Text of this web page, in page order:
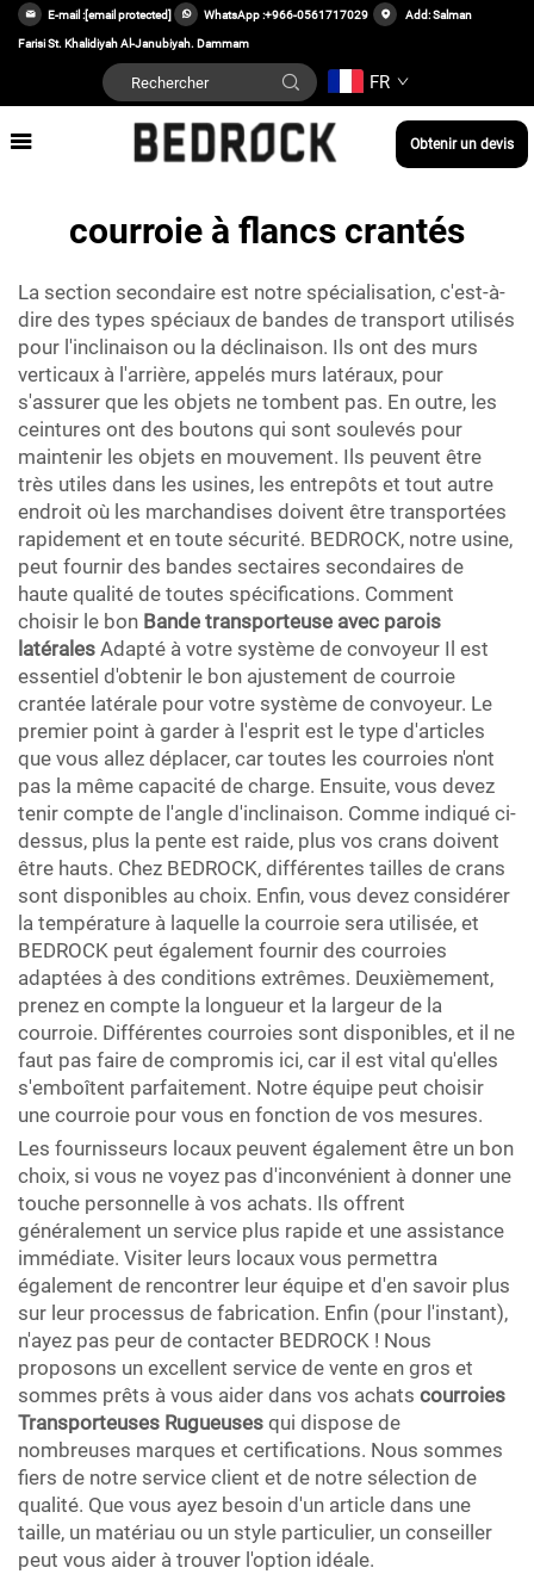
E-mail :[email protected] WhatsApp :+966-0561717029 Add: Salman
Farisi St. Khalidiyah Al-Janubiyah. Dammam
FR
Obtenir un devis
courroie à flancs crantés
La section secondaire est notre spécialisation, c'est-à-
dire des types spéciaux de bandes de transport utilisés
pour l'inclinaison ou la déclinaison. Ils ont des murs
verticaux à l'arrière, appelés murs latéraux, pour
s'assurer que les objets ne tombent pas. En outre, les
ceintures ont des boutons qui sont soulevés pour
maintenir les objets en mouvement. Ils peuvent être
très utiles dans les usines, les entrepôts et tout autre
endroit où les marchandises doivent être transportées
rapidement et en toute sécurité. BEDROCK, notre usine,
peut fournir des bandes sectaires secondaires de
haute qualité de toutes spécifications. Comment
choisir le bon Bande transporteuse avec parois
latérales Adapté à votre système de convoyeur Il est
essentiel d'obtenir le bon ajustement de courroie
crantée latérale pour votre système de convoyeur. Le
premier point à garder à l'esprit est le type d'articles
que vous allez déplacer, car toutes les courroies n'ont
pas la même capacité de charge. Ensuite, vous devez
tenir compte de l'angle d'inclinaison. Comme indiqué ci-
dessus, plus la pente est raide, plus vos crans doivent
être hauts. Chez BEDROCK, différentes tailles de crans
sont disponibles au choix. Enfin, vous devez considérer
la température à laquelle la courroie sera utilisée, et
BEDROCK peut également fournir des courroies
adaptées à des conditions extrêmes. Deuxièmement,
prenez en compte la longueur et la largeur de la
courroie. Différentes courroies sont disponibles, et il ne
faut pas faire de compromis ici, car il est vital qu'elles
s'emboîtent parfaitement. Notre équipe peut choisir
une courroie pour vous en fonction de vos mesures.
Les fournisseurs locaux peuvent également être un bon
choix, si vous ne voyez pas d'inconvénient à donner une
touche personnelle à vos achats. Ils offrent
généralement un service plus rapide et une assistance
immédiate. Visiter leurs locaux vous permettra
également de rencontrer leur équipe et d'en savoir plus
sur leur processus de fabrication. Enfin (pour l'instant),
n'ayez pas peur de contacter BEDROCK ! Nous
proposons un excellent service de vente en gros et
sommes prêts à vous aider dans vos achats courroies
Transporteuses Rugueuses qui dispose de
nombreuses marques et certifications. Nous sommes
fiers de notre service client et de notre sélection de
qualité. Que vous ayez besoin d'un article dans une
taille, un matériau ou un style particulier, un conseiller
peut vous aider à trouver l'option idéale.